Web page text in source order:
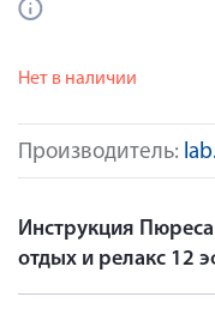
Производитель:
Нет в наличии
Инструкция
отдых и релакс 12